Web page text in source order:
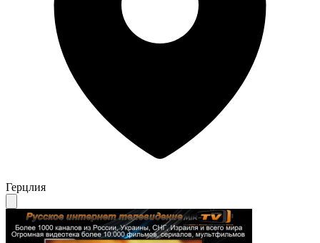
Герцлия